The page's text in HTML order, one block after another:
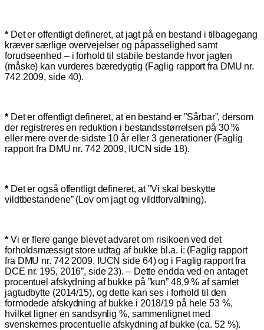
* Det er offentligt defineret, at jagt på en bestand i tilbagegang
kræver særlige overvejelser og påpasselighed samt
forudseenhed – i forhold til stabile bestande hvor jagten
(måske) kan vurderes bæredygtig (Faglig rapport fra DMU nr.
742 2009, side 40).
* Det er offentligt defineret, at en bestand er ”Sårbar”, dersom
der registreres en reduktion i bestandsstørrelsen på 30 %
eller mere over de sidste 10 år eller 3 generationer (Faglig
rapport fra DMU nr. 742 2009, IUCN side 18).
* Det er også offentligt defineret, at ”Vi skal beskytte
vildtbestandene” (Lov om jagt og vildtforvaltning).
* Vi er flere gange blevet advaret om risikoen ved det
forholdsmæssigt store udtag af bukke bl.a. i: (Faglig rapport
fra DMU nr. 742 2009, IUCN side 64) og i Faglig rapport fra
DCE nr. 195, 2016”, side 23). – Dette endda ved en antaget
procentuel afskydning af bukke på ”kun” 48,9 % af samlet
jagtudbytte (2014/15), og dette kan ses i forhold til den
formodede afskydning af bukke i 2018/19 på hele 53 %,
hvilket ligner en sandsynlig %, sammenlignet med
svenskernes procentuelle afskydning af bukke (ca. 52 %).